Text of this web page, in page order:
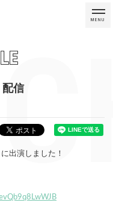
MENU
配信
に出演しました！